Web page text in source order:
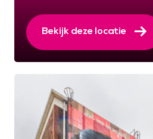
Bekijk deze locatie